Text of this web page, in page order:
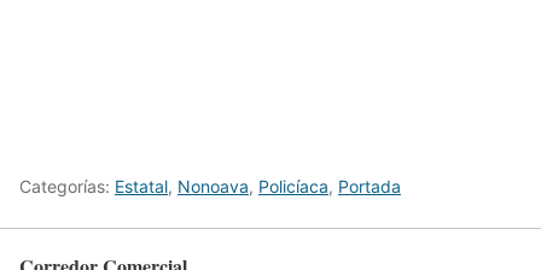
Categorías: Estatal, Nonoava, Policíaca, Portada